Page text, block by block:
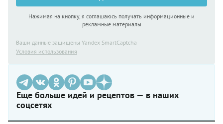
Нажимая на кнопку, я соглашаюсь получать информационные и
рекламные материалы
Ваши данные защищены Yandex SmartCaptcha
Условия использования
Еще больше идей и рецептов — в наших
соцсетях